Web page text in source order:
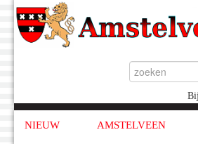
NIEUW AMSTELVEEN